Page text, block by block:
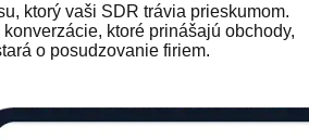
ktorý vaši SDR trávia prieskumom.
ktoré prinášajú obchody,
o posudzovanie firiem.